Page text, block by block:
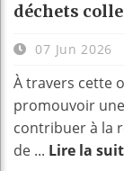
déchets
07 Jun 2026
À travers cette
promouvoir
contribuer à la
de ... Lire la